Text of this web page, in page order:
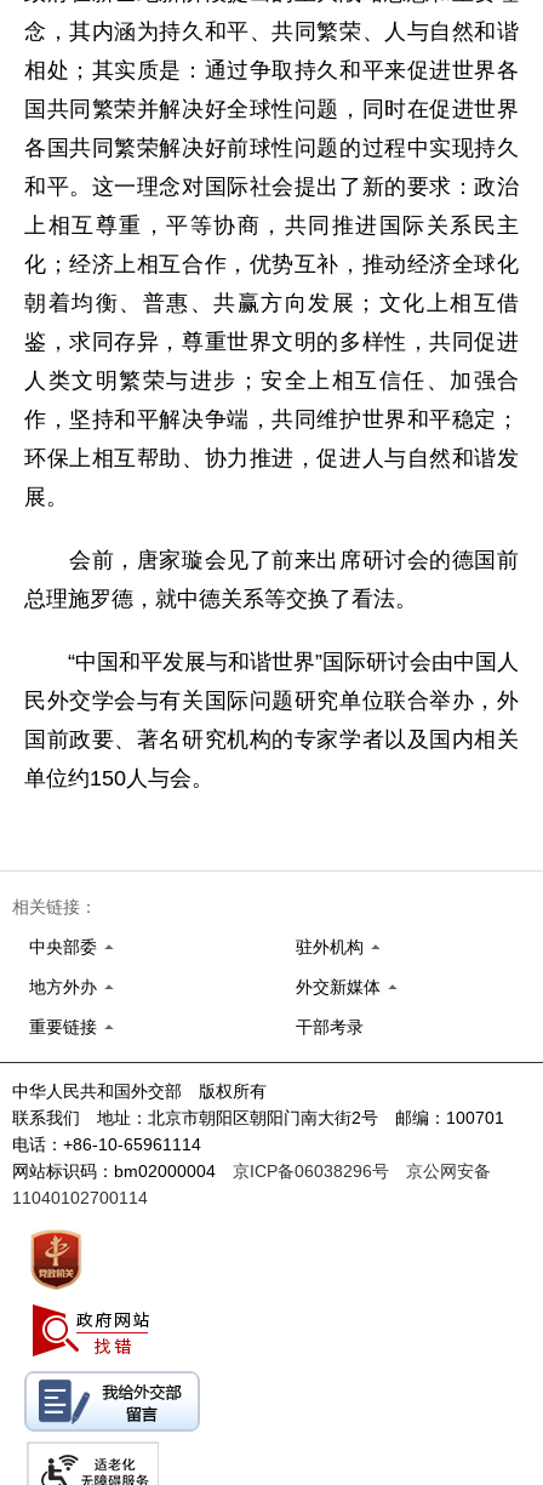
念，其内涵为持久和平、共同繁荣、人与自然和谐
相处；其实质是：通过争取持久和平来促进世界各
国共同繁荣并解决好全球性问题，同时在促进世界
各国共同繁荣解决好前球性问题的过程中实现持久
和平。这一理念对国际社会提出了新的要求：政治
上相互尊重，平等协商，共同推进国际关系民主
化；经济上相互合作，优势互补，推动经济全球化
朝着均衡、普惠、共赢方向发展；文化上相互借
鉴，求同存异，尊重世界文明的多样性，共同促进
人类文明繁荣与进步；安全上相互信任、加强合
作，坚持和平解决争端，共同维护世界和平稳定；
环保上相互帮助、协力推进，促进人与自然和谐发
展。
会前，唐家璇会见了前来出席研讨会的德国前
总理施罗德，就中德关系等交换了看法。
“中国和平发展与和谐世界”国际研讨会由中国人
民外交学会与有关国际问题研究单位联合举办，外
国前政要、著名研究机构的专家学者以及国内相关
单位约150人与会。
相关链接：
中央部委 驻外机构
地方外办 外交新媒体
重要链接 干部考录
中华人民共和国外交部 版权所有
联系我们 地址：北京市朝阳区朝阳门南大街2号 邮编：100701
电话：+86-10-65961114
网站标识码：bm02000004 京ICP备06038296号
京公网安备
11040102700114